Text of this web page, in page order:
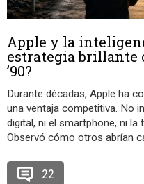
Apple y la
estrategia brillante
’90?
Durante décadas, Apple ha
una ventaja competitiva. No
digital, ni el smartphone, ni la
Observó cómo otros abrían
22